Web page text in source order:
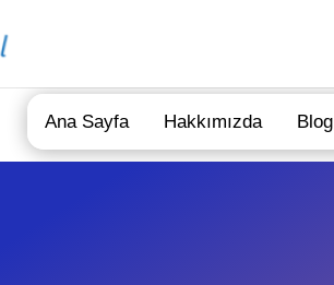
Ana Sayfa Hakkımızda Blog